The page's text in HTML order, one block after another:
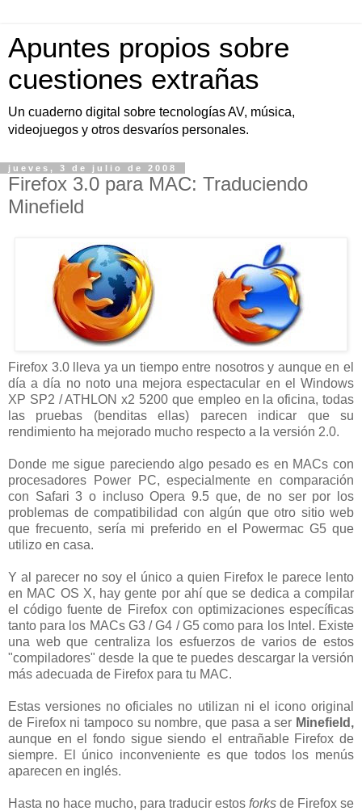
Apuntes propios sobre
cuestiones extrañas
Un cuaderno digital sobre tecnologías AV, música,
videojuegos y otros desvaríos personales.
jueves, 3 de julio de 2008
Firefox 3.0 para MAC: Traduciendo
Minefield
Firefox 3.0 lleva ya un tiempo entre nosotros y aunque en el
día a día no noto una mejora espectacular en el Windows
XP SP2 / ATHLON x2 5200 que empleo en la oficina, todas
las pruebas (benditas ellas) parecen indicar que su
rendimiento ha mejorado mucho respecto a la versión 2.0.
Donde me sigue pareciendo algo pesado es en MACs con
procesadores Power PC, especialmente en comparación
con Safari 3 o incluso Opera 9.5 que, de no ser por los
problemas de compatibilidad con algún que otro sitio web
que frecuento, sería mi preferido en el Powermac G5 que
utilizo en casa.
Y al parecer no soy el único a quien Firefox le parece lento
en MAC OS X, hay gente por ahí que se dedica a compilar
el código fuente de Firefox con optimizaciones específicas
tanto para los MACs G3 / G4 / G5 como para los Intel. Existe
una web que centraliza los esfuerzos de varios de estos
"compiladores" desde la que te puedes descargar la versión
más adecuada de Firefox para tu MAC.
Estas versiones no oficiales no utilizan ni el icono original
de Firefox ni tampoco su nombre, que pasa a ser Minefield,
aunque en el fondo sigue siendo el entrañable Firefox de
siempre. El único inconveniente es que todos los menús
aparecen en inglés.
Hasta no hace mucho, para traducir estos forks de Firefox se